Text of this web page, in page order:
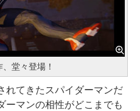
堂々登場！
てきたスパイダーマンだ
ーマンの相性がどこまでも